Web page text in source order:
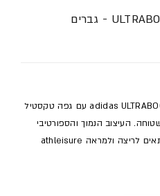
נעלי ריצה מקצועיות לגברים adidas ULTRABOOST 5 עם גפה טקסטיל
העיצוב הנמוך והספורטיבי
בגווני אפור עם נגיעות צהוב-ירוק מתאים לריצה ולמראה athleisure